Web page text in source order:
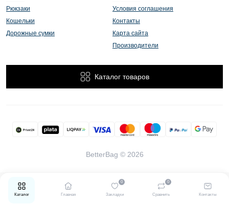
Каталог Главная Закладки
0
Сравнить
0
Контакты
Рюкзаки
Кошельки
Дорожные сумки
Условия соглашения
Контакты
Карта сайта
Производители
Каталог товаров
BetterBag © 2026